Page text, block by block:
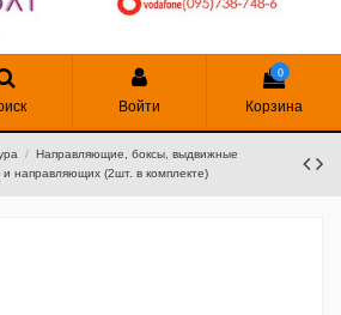
Войти
0
Корзина
Направляющие, боксы, выдвижные
и направляющих (2шт. в комплекте)